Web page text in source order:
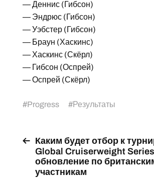
— Деннис (Гибсон)
— Эндрюс (Гибсон)
— Уэбстер (Гибсон)
— Браун (Хаскинс)
— Хаскинс (Скёрл)
— Гибсон (Оспрей)
— Оспрей (Скёрл)
#Progress #Результаты
Каким будет отбор к
Global Cruiserweight
обновление по
участникам